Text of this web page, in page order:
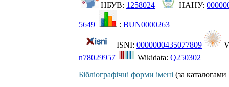
НБУВ: 1258024 НАНУ:
5649 : BUN0000263
ISNI: 0000000435077809
n78029957
Wikidata: Q250302
Бібліографічні форми імені (за каталогами